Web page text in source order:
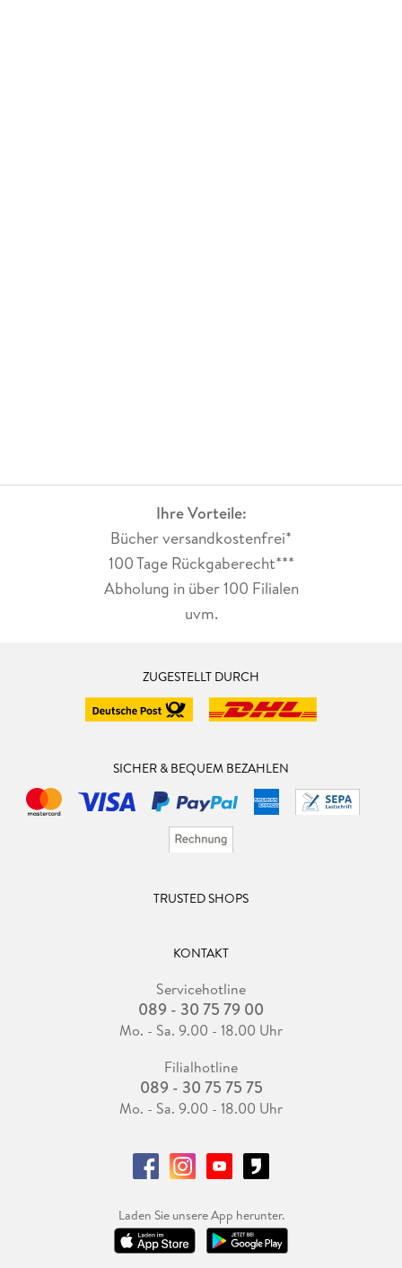
Ihre Vorteile:
Bücher versandkostenfrei*
100 Tage Rückgaberecht***
Abholung in über 100 Filialen
uvm.
ZUGESTELLT DURCH
SICHER & BEQUEM BEZAHLEN
TRUSTED SHOPS
KONTAKT
Servicehotline
089 - 30 75 79 00
Mo. - Sa. 9.00 - 18.00 Uhr
Filialhotline
089 - 30 75 75 75
Mo. - Sa. 9.00 - 18.00 Uhr
Laden Sie unsere App herunter.